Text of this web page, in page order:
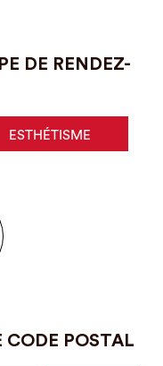
DE RENDEZ-
ESTHÉTISME
CODE POSTAL